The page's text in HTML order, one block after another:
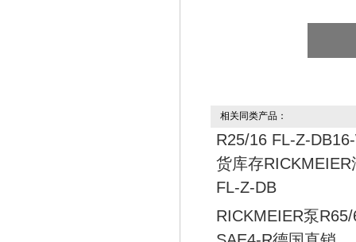
相关同类产品：
R25/16 FL-Z-
货库存
FL-Z-DB
RICKMEIER泵